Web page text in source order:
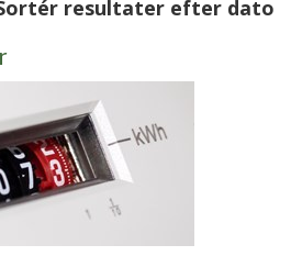
resultater efter dato